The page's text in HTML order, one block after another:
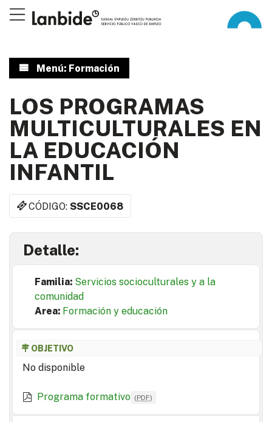
Menú: Formación
LOS PROGRAMAS
MULTICULTURALES EN
LA EDUCACIÓN
INFANTIL
CÓDIGO:SSCE0068
Detalle:
Familia: Servicios socioculturales y a la
comunidad
Area: Formación y educación
OBJETIVO
No disponible
Programa formativo (PDF)